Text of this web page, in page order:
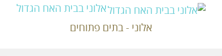
אלוני בבית האח הגדול
אלוני - בתים פתוחים